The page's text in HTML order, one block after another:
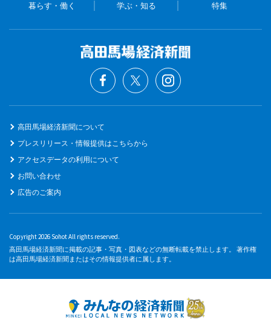
暮らす・働く 学ぶ・知る 特集
高田馬場経済新聞について
プレスリリース・情報提供はこちらから
アクセスデータの利用について
お問い合わせ
広告のご案内
Copyright 2026 Sohot All rights reserved.
高田馬場経済新聞に掲載の記事・写真・図表などの無断転載を禁止します。 著作権
は高田馬場経済新聞またはその情報提供者に属します。